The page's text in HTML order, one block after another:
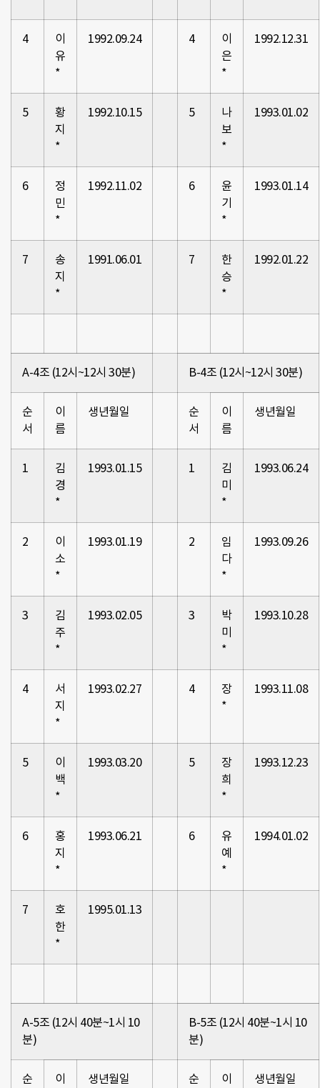
4
이
유
*
1992.09.24 4
이
은
*
1992.12.31
5
황
지
*
1992.10.15 5
나
보
*
1993.01.02
6
정
민
*
1992.11.02 6
윤
기
*
1993.01.14
7
송
지
*
1991.06.01 7
한
승
*
1992.01.22
A-4조 (12시~12시 30분) B-4조 (12시~12시 30분)
순
서
이
름
생년월일
순
서
이
름
생년월일
1
김
경
*
1993.01.15 1
김
미
*
1993.06.24
2
이
소
*
1993.01.19 2
임
다
*
1993.09.26
3
김
주
*
1993.02.05 3
박
미
*
1993.10.28
4
서
지
*
1993.02.27 4
장
*
1993.11.08
5
이
백
*
1993.03.20 5
장
희
*
1993.12.23
6
홍
지
*
1993.06.21 6
유
예
*
1994.01.02
7
호
한
*
1995.01.13
A-5조 (12시 40분~1시 10
분)
B-5조 (12시 40분~1시 10
분)
순
이
생년월일
순
이
생년월일